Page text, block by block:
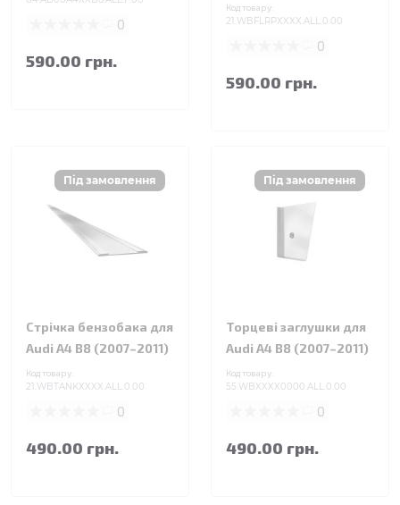
0
590.00 грн.
Код товару:
21.WBFLRPXXXX.ALL.0.00
0
590.00 грн.
Стрічка бензобака для
Audi A4 B8 (2007–2011)
Код товару:
21.WBTANKXXXX.ALL.0.00
0
490.00 грн.
Торцеві заглушки для
Audi A4 B8 (2007–2011)
Код товару:
55.WBXXXX0000.ALL.0.00
0
490.00 грн.